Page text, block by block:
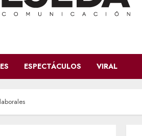
ESPECTÁCULOS VIRAL